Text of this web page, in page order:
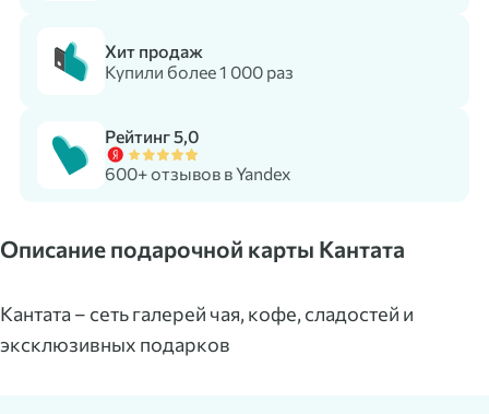
Хит продаж
Купили более 1 000 раз
Рейтинг 5,0
600+ отзывов в Yandex
Описание подарочной карты Кантата
Кантата – сеть галерей чая, кофе, сладостей и
эксклюзивных подарков